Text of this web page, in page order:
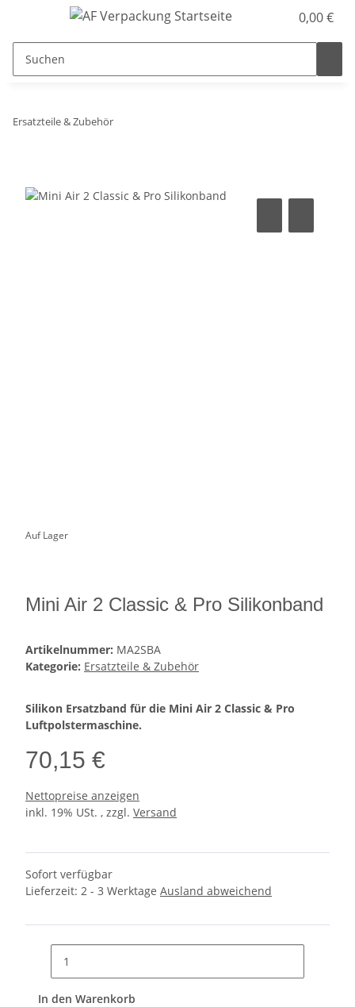
0,00 €
Ersatzteile & Zubehör
Auf Lager
Mini Air 2 Classic & Pro Silikonband
Artikelnummer: MA2SBA
Kategorie: Ersatzteile & Zubehör
Silikon Ersatzband für die Mini Air 2 Classic & Pro
Luftpolstermaschine.
70,15 €
Nettopreise anzeigen
inkl. 19% USt. , zzgl. Versand
Sofort verfügbar
Lieferzeit: 2 - 3 Werktage Ausland abweichend
In den Warenkorb